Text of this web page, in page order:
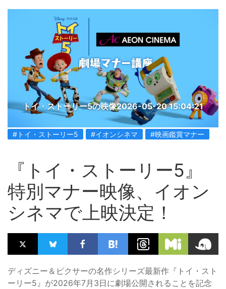
トイ・ストーリー5の映像2026-05-20 15:04:21
#トイ・ストーリー5 #イオンシネマ #映画鑑賞マナー
『トイ・ストーリー5』
特別マナー映像、イオン
シネマで上映決定！
ディズニー＆ピクサーの名作シリーズ最新作『トイ・スト
ーリー5』が2026年7月3日に劇場公開されることを記念